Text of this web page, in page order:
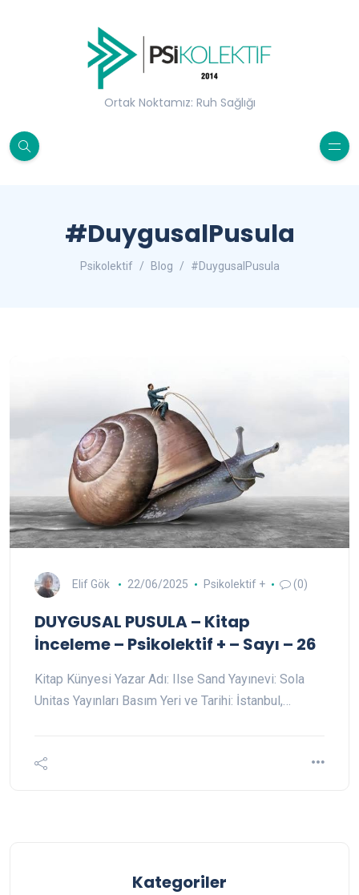
Ortak Noktamız: Ruh Sağlığı
#DuygusalPusula
Psikolektif Blog #DuygusalPusula
Elif Gök 22/06/2025 Psikolektif + (0)
DUYGUSAL PUSULA – Kitap
İnceleme – Psikolektif + – Sayı – 26
Kitap Künyesi Yazar Adı: Ilse Sand Yayınevi: Sola
Unitas Yayınları Basım Yeri ve Tarihi: İstanbul,…
Kategoriler